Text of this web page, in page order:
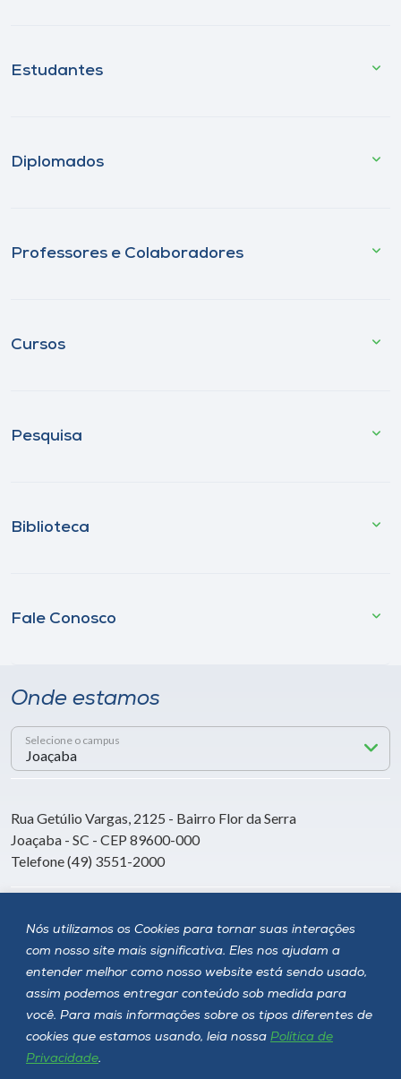
Nós utilizamos os Cookies para tornar suas interações
com nosso site mais significativa. Eles nos ajudam a
entender melhor como nosso website está sendo usado,
assim podemos entregar conteúdo sob medida para
você. Para mais informações sobre os tipos diferentes de
cookies que estamos usando, leia nossa Política de
Privacidade.
Estudantes
Diplomados
Professores e Colaboradores
Cursos
Pesquisa
Biblioteca
Fale Conosco
Onde estamos
Selecione o campus
Rua Getúlio Vargas, 2125 - Bairro Flor da Serra
Joaçaba - SC - CEP 89600-000
Telefone (49) 3551-2000
Siga a Unoesc